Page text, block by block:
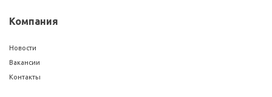
Компания
Новости
Вакансии
Контакты